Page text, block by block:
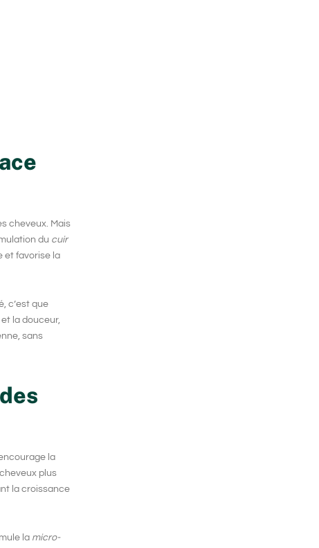
cheveux . Mais
du cuir
et favorise la
c’est que
la douceur,
sans
la
plus
la croissance
la micro-